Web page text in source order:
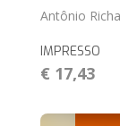
Antônio
IMPRESSO
€ 17,43